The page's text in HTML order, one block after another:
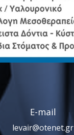
E-mail
levair@otenet.gr